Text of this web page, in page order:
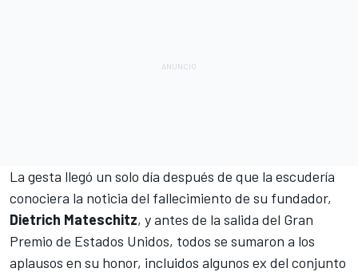
La gesta llegó un solo día después de que la escudería
conociera la noticia del fallecimiento de su fundador,
Dietrich Mateschitz, y antes de la salida del Gran
Premio de Estados Unidos, todos se sumaron a los
aplausos en su honor, incluidos algunos ex del conjunto